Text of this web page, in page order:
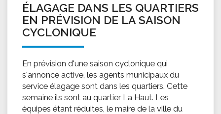
ÉLAGAGE DANS LES QUARTIERS
EN PRÉVISION DE LA SAISON
CYCLONIQUE
En prévision d'une saison cyclonique qui
s'annonce active, les agents municipaux du
service élagage sont dans les quartiers. Cette
semaine ils sont au quartier La Haut. Les
équipes étant réduites, le maire de la ville du